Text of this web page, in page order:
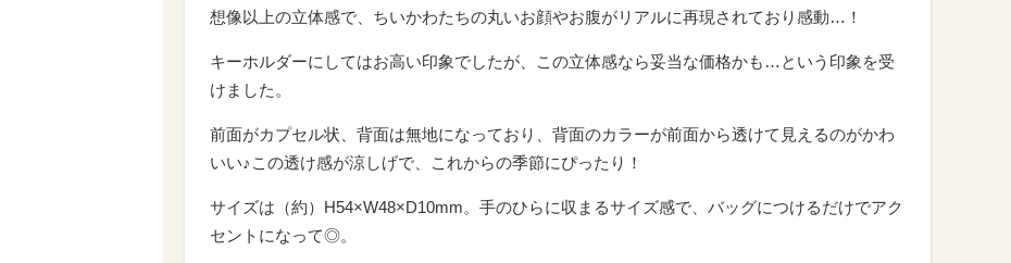
想像以上の立体感で、ちいかわたちの丸いお顔やお腹がリアルに再現されており感動…！
キーホルダーにしてはお高い印象でしたが、この立体感なら妥当な価格かも…という印象を受
けました。
前面がカプセル状、背面は無地になっており、背面のカラーが前面から透けて見えるのがかわ
いい♪この透け感が涼しげで、これからの季節にぴったり！
サイズは（約）H54×W48×D10mm。手のひらに収まるサイズ感で、バッグにつけるだけでアク
セントになって◎。